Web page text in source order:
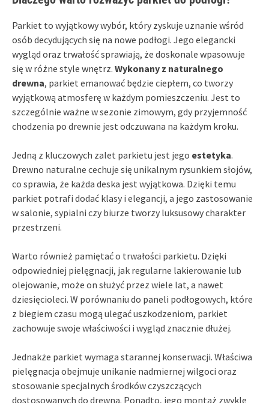
Parkiet to wyjątkowy wybór, który zyskuje uznanie wśród
osób decydujących się na nowe podłogi. Jego elegancki
wygląd oraz trwałość sprawiają, że doskonale wpasowuje
się w różne style wnętrz. Wykonany z naturalnego
drewna, parkiet emanować będzie ciepłem, co tworzy
wyjątkową atmosferę w każdym pomieszczeniu. Jest to
szczególnie ważne w sezonie zimowym, gdy przyjemność
chodzenia po drewnie jest odczuwana na każdym kroku.
Jedną z kluczowych zalet parkietu jest jego estetyka.
Drewno naturalne cechuje się unikalnym rysunkiem słojów,
co sprawia, że każda deska jest wyjątkowa. Dzięki temu
parkiet potrafi dodać klasy i elegancji, a jego zastosowanie
w salonie, sypialni czy biurze tworzy luksusowy charakter
przestrzeni.
Warto również pamiętać o trwałości parkietu. Dzięki
odpowiedniej pielęgnacji, jak regularne lakierowanie lub
olejowanie, może on służyć przez wiele lat, a nawet
dziesięcioleci. W porównaniu do paneli podłogowych, które
z biegiem czasu mogą ulegać uszkodzeniom, parkiet
zachowuje swoje właściwości i wygląd znacznie dłużej.
Jednakże parkiet wymaga starannej konserwacji. Właściwa
pielęgnacja obejmuje unikanie nadmiernej wilgoci oraz
stosowanie specjalnych środków czyszczących
dostosowanych do drewna. Ponadto, jego montaż zwykle